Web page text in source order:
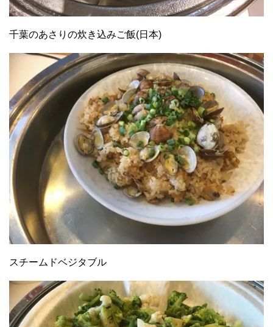
千葉のあさりの炊き込みご飯(日本)
スチームドベジタブル